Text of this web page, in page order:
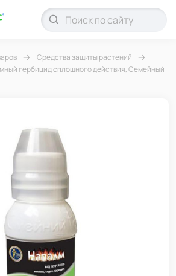
Средства защиты растений
гербицид сплошного действия, Семейный